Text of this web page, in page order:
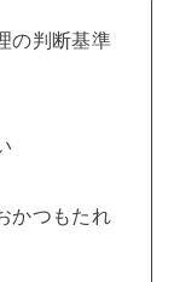
の判断基準
かつもたれ